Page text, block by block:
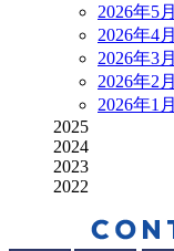
2026年5月
2026年4月
2026年3月
2026年2月
2026年1月
2025
2024
2023
2022